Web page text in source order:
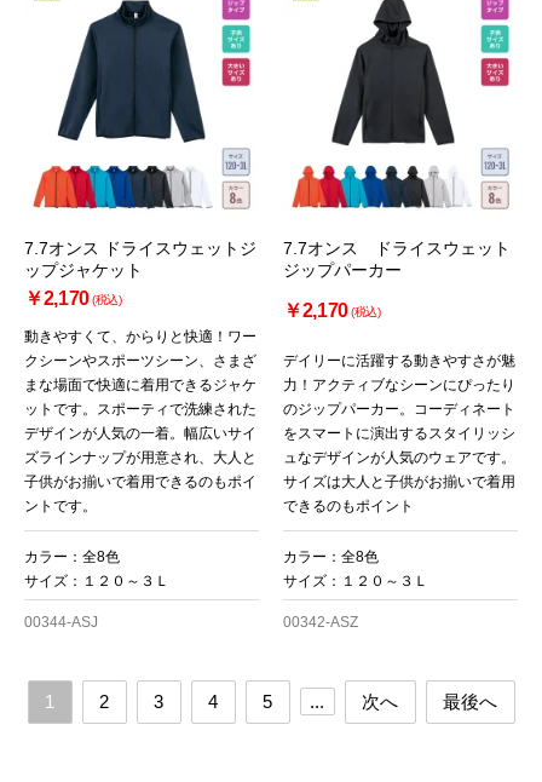
7.7オンス ドライスウェットジ
ップジャケット
￥2,170(税込)
動きやすくて、からりと快適！ワー
クシーンやスポーツシーン、さまざ
まな場面で快適に着用できるジャケ
ットです。スポーティで洗練された
デザインが人気の一着。幅広いサイ
ズラインナップが用意され、大人と
子供がお揃いで着用できるのもポイ
ントです。
カラー：全8色
サイズ：１２０～３Ｌ
00344-ASJ
7.7オンス ドライスウェット
ジップパーカー
￥2,170(税込)
デイリーに活躍する動きやすさが魅
力！アクティブなシーンにぴったり
のジップパーカー。コーディネート
をスマートに演出するスタイリッシ
ュなデザインが人気のウェアです。
サイズは大人と子供がお揃いで着用
できるのもポイント
カラー：全8色
サイズ：１２０～３Ｌ
00342-ASZ
1 2 3 4 5 ... 次へ 最後へ